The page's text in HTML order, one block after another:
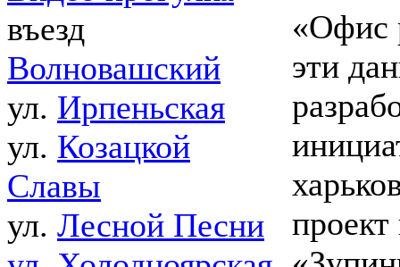
въезд
Волновашский
ул. Ирпеньская
ул. Козацкой
Славы
ул. Лесной Песни
«Офис
эти